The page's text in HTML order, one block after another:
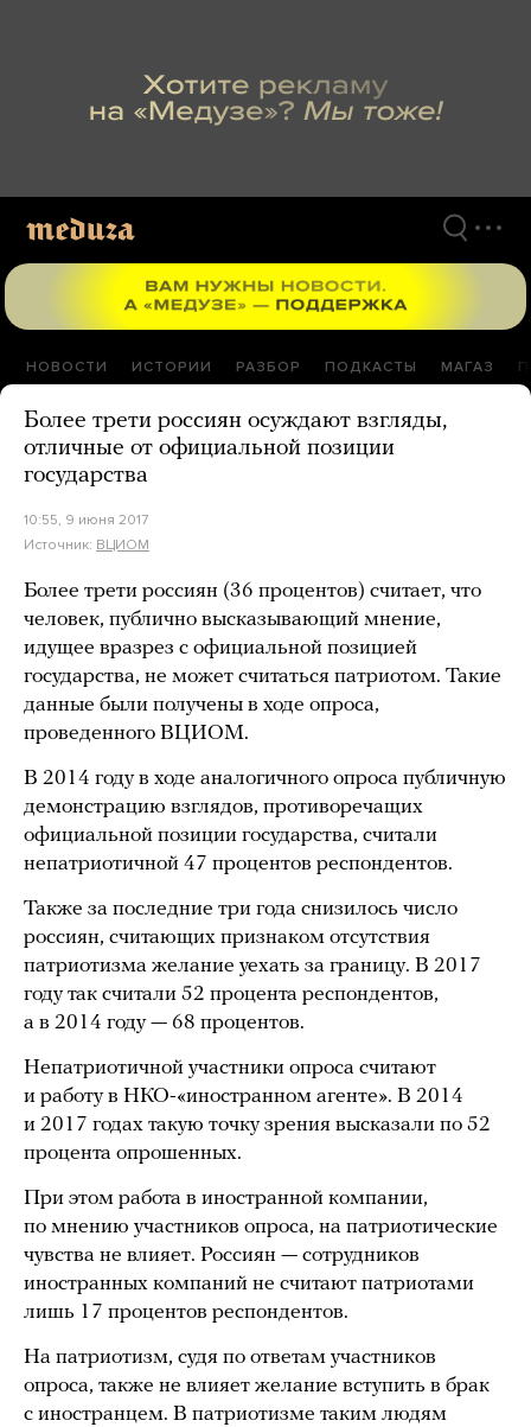
НОВОСТИ ИСТОРИИ РАЗБОР ПОДКАСТЫ МАГАЗ
Более трети россиян осуждают взгляды,
отличные от официальной позиции
государства
10:55, 9 июня 2017
Источник: ВЦИОМ
Более трети россиян (36 процентов) считает, что
человек, публично высказывающий мнение,
идущее вразрез с официальной позицией
государства, не может считаться патриотом. Такие
данные были получены в ходе опроса,
проведенного ВЦИОМ.
В 2014 году в ходе аналогичного опроса публичную
демонстрацию взглядов, противоречащих
официальной позиции государства, считали
непатриотичной 47 процентов респондентов.
Также за последние три года снизилось число
россиян, считающих признаком отсутствия
патриотизма желание уехать за границу. В 2017
году так считали 52 процента респондентов,
а в 2014 году — 68 процентов.
Непатриотичной участники опроса считают
и работу в НКО-«иностранном агенте». В 2014
и 2017 годах такую точку зрения высказали по 52
процента опрошенных.
При этом работа в иностранной компании,
по мнению участников опроса, на патриотические
чувства не влияет. Россиян — сотрудников
иностранных компаний не считают патриотами
лишь 17 процентов респондентов.
На патриотизм, судя по ответам участников
опроса, также не влияет желание вступить в брак
с иностранцем. В патриотизме таким людям